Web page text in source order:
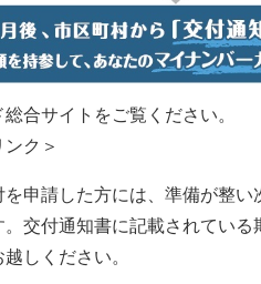
合サイトをご覧ください。
ンク＞
申請した方には、準備が整い
交付通知書に記載されてい
しください。